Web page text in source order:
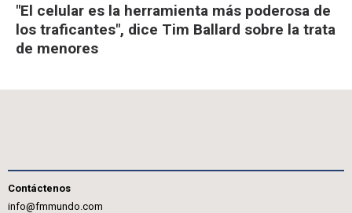
"El celular es la herramienta más poderosa de
los traficantes", dice Tim Ballard sobre la trata
de menores
Contáctenos
info@fmmundo.com